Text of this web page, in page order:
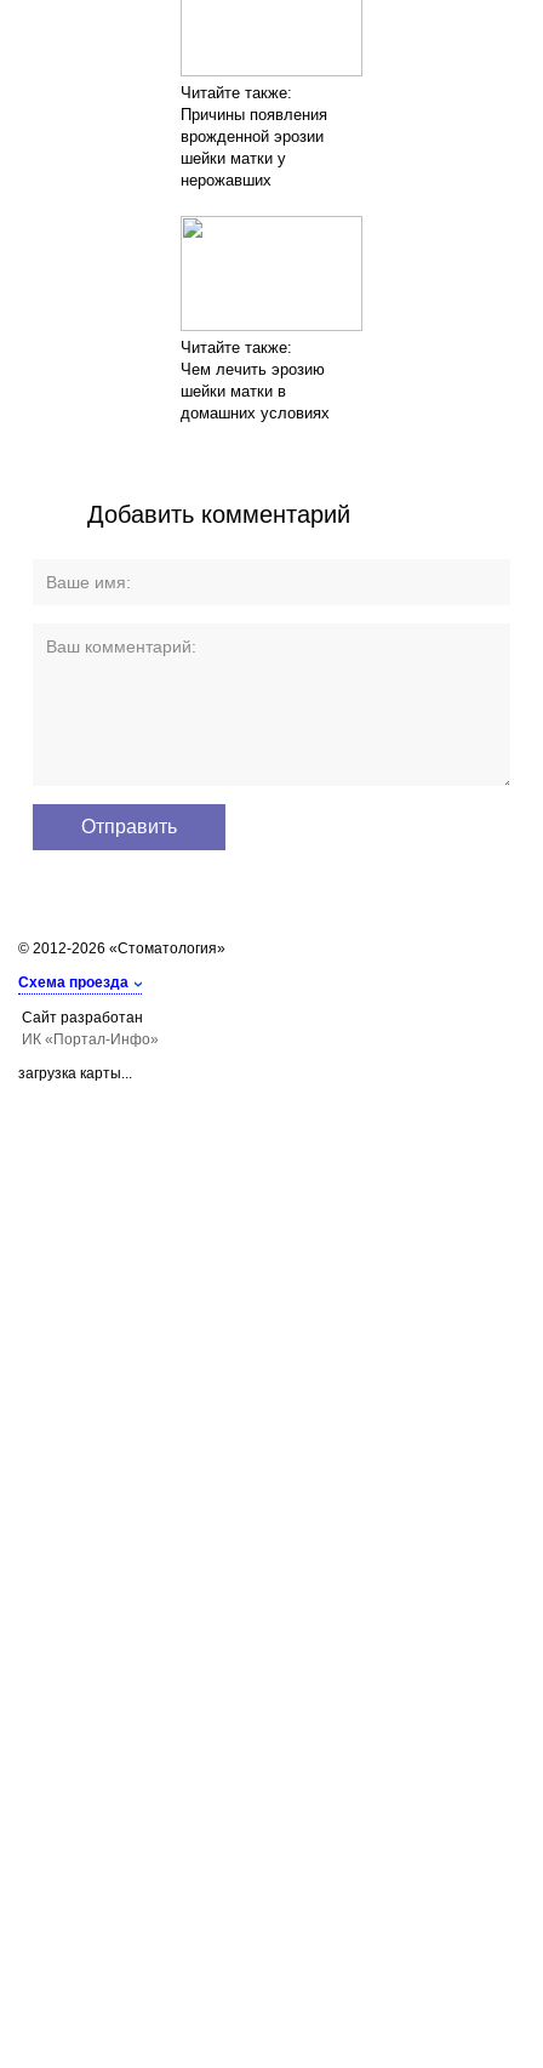
Читайте также:
Причины появления
врожденной эрозии
шейки матки у
нерожавших
Читайте также:
Чем лечить эрозию
шейки матки в
домашних условиях
Добавить комментарий
© 2012-2026 «Стоматология»
Схема проезда
Сайт разработан
ИК «Портал-Инфо»
загрузка карты...